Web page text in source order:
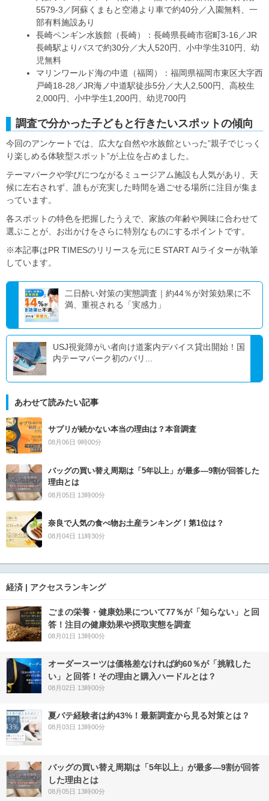
5579-3／阿蘇くまもと空港より車で約40分／入園無料、一
部有料施設あり
長崎ペンギン水族館（長崎）：長崎県長崎市宿町3-16／JR
長崎駅よりバスで約30分／大人520円、小中学生310円、幼
児無料
マリンワールド海の中道（福岡）：福岡県福岡市東区大字西
戸崎18-28／JR海ノ中道駅徒歩5分／大人2,500円、高校生
2,000円、小中学生1,200円、幼児700円
調査で分かった子どもと行きたいスポットの傾向
今回のアンケートでは、広大な自然や水族館といった”親子でじっく
り楽しめる体験型スポット”が上位を占めました。
テーマパークや学びにつながるミュージアム施設も人気があり、天
候に左右されず、誰もが充実した時間を過ごせる場所に注目が集ま
っています。
各スポットの特色を把握したうえで、家族の年齢や興味に合わせて
選ぶことが、お出かけをさらに特別なものにするポイントです。
※本記事はPR TIMESのリリースを元にE START AIライターが執筆
しています。
二日酔い対策の実態調査｜約44％が対策効果に不
満、重視される「実感力」
USJ視覚障がい者向け道案内デバイス貸出開始！国
内テーマパーク初のバリ...
あわせて読みたい記事
サプリが続かない本当の理由は？本音調査
08月06日 9時00分
バッグの買い替え周期は「5年以上」が最多―9割が回答した
理由とは
08月05日 13時00分
奈良で人気の食べ物お土産ランキング！第1位は？
08月04日 11時30分
経済 | アクセスランキング
ごまの栄養・健康効果について77％が「知らない」と回
答！注目の健康効果や摂取実態を調査
08月01日 13時00分
オーダースーツは価格差なければ約60％が「挑戦した
い」と回答！その理由と購入ハードルとは？
08月02日 13時00分
夏バテ経験者は約43%！最新調査から見る対策とは？
08月03日 13時00分
バッグの買い替え周期は「5年以上」が最多―9割が回答
した理由とは
08月05日 13時00分